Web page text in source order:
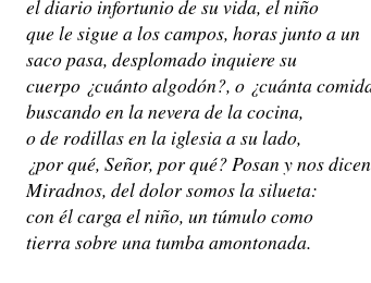
el diario infortunio de su vida, el niño
que le sigue a los campos, horas junto a un
saco pasa, desplomado inquiere su
cuerpo ¿cuánto algodón?, o ¿cuánta
buscando en la nevera de la cocina,
o de rodillas en la iglesia a su lado,
¿por qué, Señor, por qué? Posan y nos dicen
Miradnos, del dolor somos la silueta:
con él carga el niño, un túmulo como
tierra sobre una tumba amontonada.